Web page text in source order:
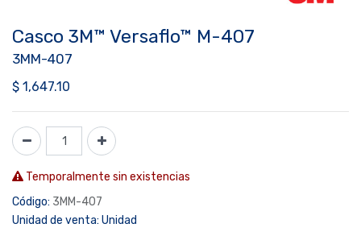
Casco 3M™ Versaflo™ M-407
3MM-407
$ 1,647.10
Temporalmente sin existencias
Código: 3MM-407
Unidad de venta: Unidad